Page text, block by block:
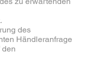
des
Händleranfrage
den